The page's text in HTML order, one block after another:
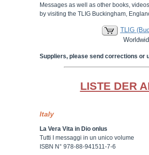
Messages as well as other books,
by visiting the TLIG Buckingham,
TLIG
Suppliers, please send corrections or
LISTE DER
Italy
La Vera Vita in Dio onlus
Tutti I messaggi in un unico volume
ISBN N° 978-88-941511-7-6